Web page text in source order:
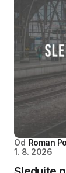
Od Roman
1. 8. 2026